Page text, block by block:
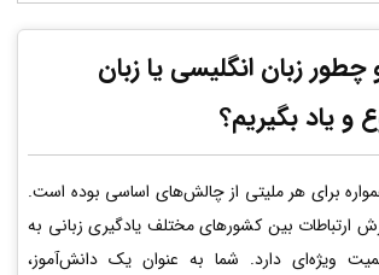
زبان انگلیسی یا زبان
و یاد بگیریم؟
برای هر ملیتی از چالش‌های اساسی بوده است.
ارتباطات بین کشورهای مختلف یادگیری زبانی به
ویژه‌ای دارد. شما به عنوان یک دانش‌آموز،